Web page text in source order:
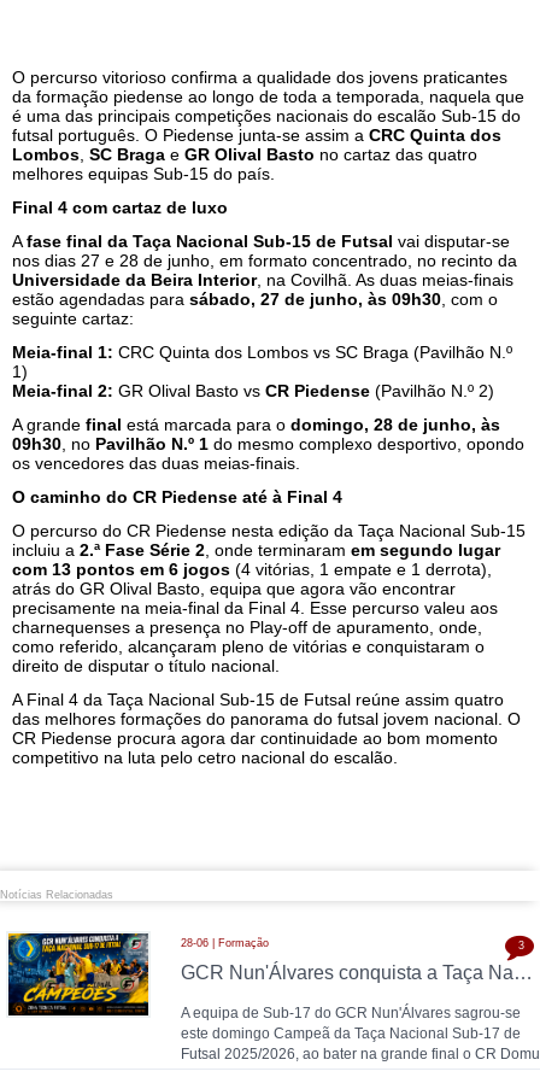
O percurso vitorioso confirma a qualidade dos jovens praticantes
da formação piedense ao longo de toda a temporada, naquela que
é uma das principais competições nacionais do escalão Sub-15 do
futsal português. O Piedense junta-se assim a CRC Quinta dos
Lombos SC Braga e GR Olival Basto no cartaz das quatro
melhores equipas Sub-15 do país.
Final 4 com cartaz de luxo
Afase final da Taça Nacional Sub-15 de Futsal vai disputar-se
nos dias 27 e 28 de junho, em formato concentrado, no recinto da
Universidade da Beira Interior, na Covilhã. As duas meias-finais
estão agendadas para sábado, 27 de junho, às 09h30 , com o
seguinte cartaz:
Meia-final 1: CRC Quinta dos Lombos vs SC Braga (Pavilhão N.º
1)
Meia-final 2: GR Olival Basto vs CR Piedense (Pavilhão N.º 2)
A grande final está marcada para o domingo, 28 de junho, às
09h30 , no Pavilhão N.º 1 do mesmo complexo desportivo, opondo
os vencedores das duas meias-finais.
O caminho do CR Piedense até à Final 4
O percurso do CR Piedense nesta edição da Taça Nacional Sub-15
incluiu a 2.ª Fase Série 2 , onde terminaram em segundo lugar
com 13 pontos em 6 jogos (4 vitórias, 1 empate e 1 derrota),
atrás do GR Olival Basto, equipa que agora vão encontrar
precisamente na meia-final da Final 4. Esse percurso valeu aos
charnequenses a presença no Play-off de apuramento, onde,
como referido, alcançaram pleno de vitórias e conquistaram o
direito de disputar o título nacional.
A Final 4 da Taça Nacional Sub-15 de Futsal reúne assim quatro
das melhores formações do panorama do futsal jovem nacional. O
CR Piedense procura agora dar continuidade ao bom momento
competitivo na luta pelo cetro nacional do escalão.
Notícias Relacionadas
28-06 | Formação
GCR Nun'Álvares conquista a Taça Nacional Sub-17 de Futsal nas grandes penalidades e sobe ao Nacional
A equipa de Sub-17 do GCR Nun'Álvares sagrou-se
este domingo Campeã da Taça Nacional Sub-17 de
Futsal 2025/2026, ao bater na grande final o CR Domu
3